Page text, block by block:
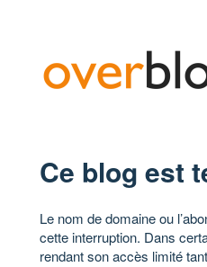
Ce blog est
Le nom de domaine ou
cette interruption. Dans
rendant son accès limité